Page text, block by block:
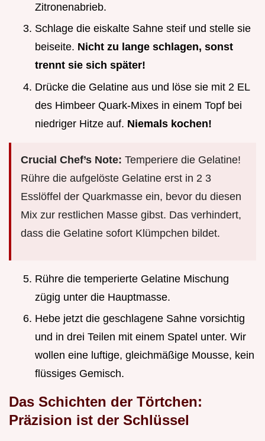
Zitronenabrieb.
Schlage die eiskalte Sahne steif und stelle sie
beiseite. Nicht zu lange schlagen, sonst
trennt sie sich später!
Drücke die Gelatine aus und löse sie mit 2 EL
des Himbeer Quark-Mixes in einem Topf bei
niedriger Hitze auf. Niemals kochen!
Crucial Chef’s Note: Temperiere die Gelatine!
Rühre die aufgelöste Gelatine erst in 2 3
Esslöffel der Quarkmasse ein, bevor du diesen
Mix zur restlichen Masse gibst. Das verhindert,
dass die Gelatine sofort Klümpchen bildet.
Rühre die temperierte Gelatine Mischung
zügig unter die Hauptmasse.
Hebe jetzt die geschlagene Sahne vorsichtig
und in drei Teilen mit einem Spatel unter. Wir
wollen eine luftige, gleichmäßige Mousse, kein
flüssiges Gemisch.
Das Schichten der Törtchen:
Präzision ist der Schlüssel